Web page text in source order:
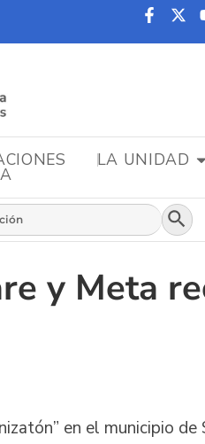
LA UNIDAD
y Meta
en el municipio de